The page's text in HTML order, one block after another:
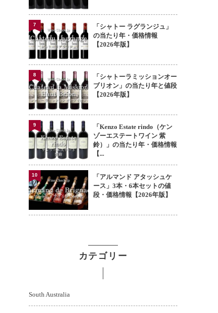
「シャトー ラグランジュ」
の当たり年・価格情報
【2026年版】
7
「シャトーラミッションオー
ブリオン」の当たり年と値段
【2026年版】
8
「Kenzo Estate rindo（ケン
ゾーエステートワイン 紫
鈴）」の当たり年・価格情報
【...
9
「アルマンド アタッシュケ
ース」3本・6本セットの値
段・価格情報【2026年版】
10
カテゴリー
South Australia